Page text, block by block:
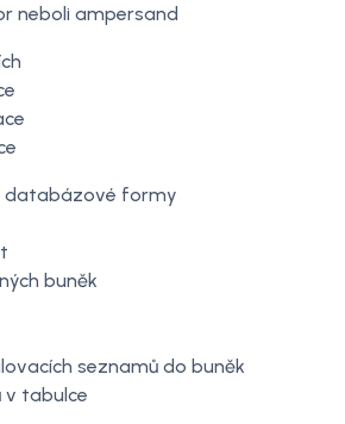
neboli ampersand
databázové formy
buněk
seznamů do buněk
v tabulce